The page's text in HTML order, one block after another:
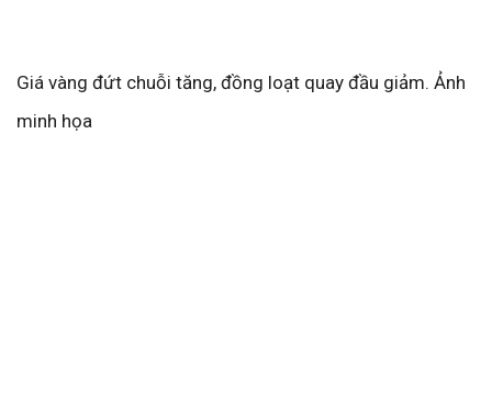
Giá vàng đứt chuỗi tăng, đồng loạt quay đầu giảm. Ảnh
minh họa